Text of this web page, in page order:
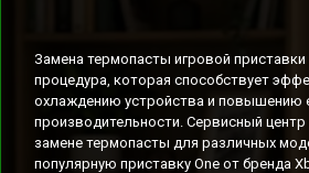
Замена термопасты игровой
процедура, которая способствует
охлаждению устройства и повышению
производительности. Сервисный центр
замене термопасты для различных
популярную приставку One от бренда